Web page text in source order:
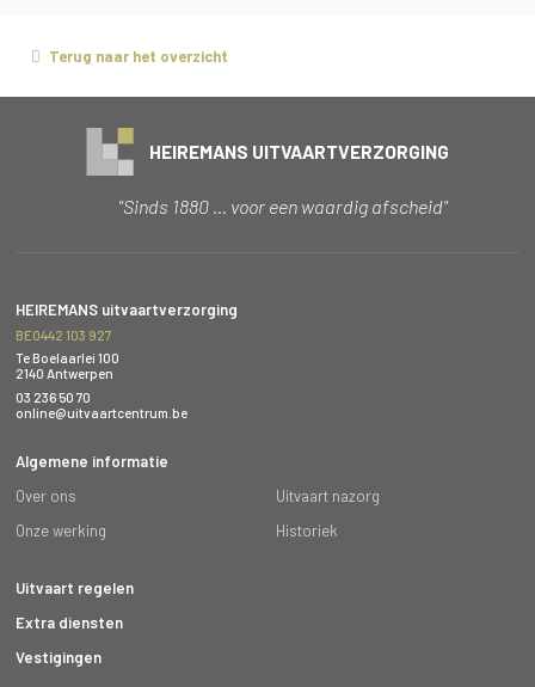
Terug naar het overzicht
HEIREMANS UITVAARTVERZORGING
"Sinds 1880 … voor een waardig afscheid"
HEIREMANS uitvaartverzorging
BE0442 103 927
Te Boelaarlei 100
2140 Antwerpen
03 236 50 70
online@uitvaartcentrum.be
Algemene informatie
Over ons
Uitvaart nazorg
Onze werking
Historiek
Uitvaart regelen
Extra diensten
Vestigingen